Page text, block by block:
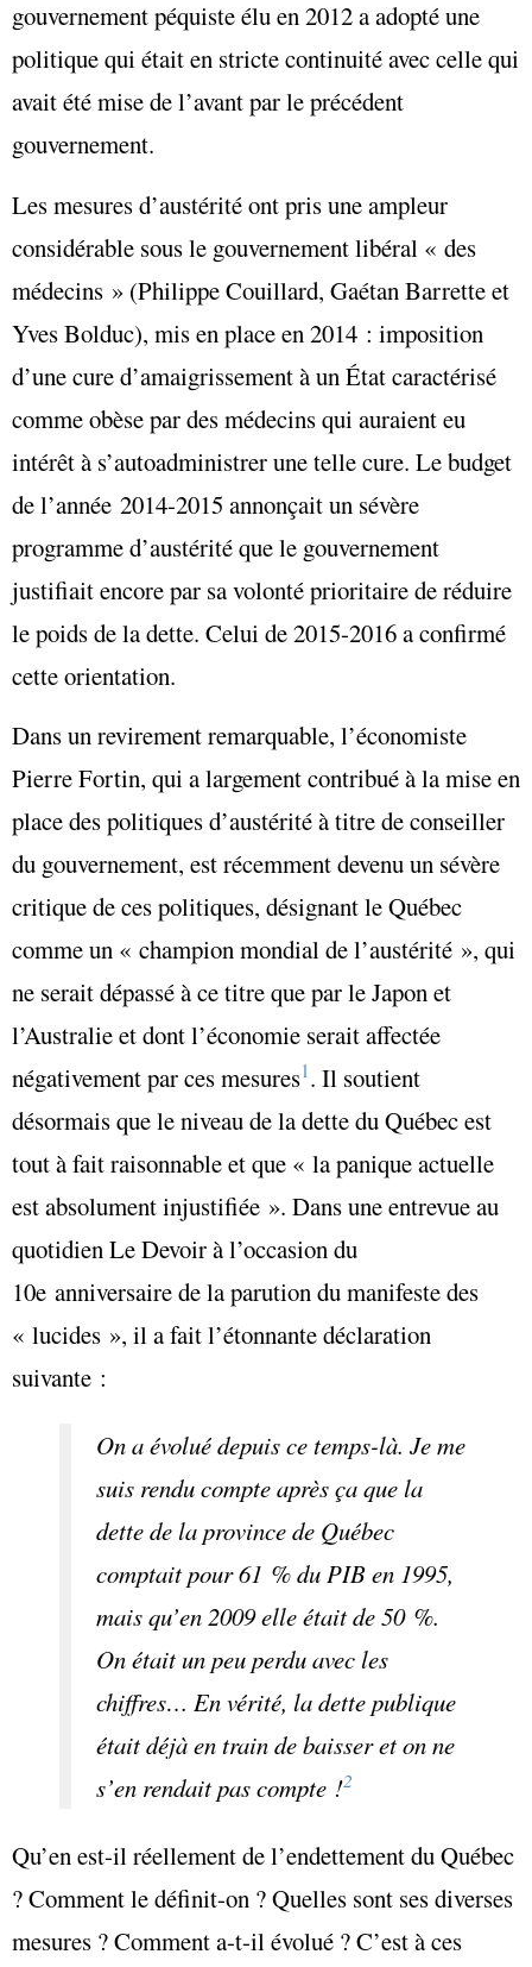
gouvernement péquiste élu en 2012 a adopté une
politique qui était en stricte continuité avec celle qui
avait été mise de l’avant par le précédent
gouvernement.
Les mesures d’austérité ont pris une ampleur
considérable sous le gouvernement libéral « des
médecins » (Philippe Couillard, Gaétan Barrette et
Yves Bolduc), mis en place en 2014 : imposition
d’une cure d’amaigrissement à un État caractérisé
comme obèse par des médecins qui auraient eu
intérêt à s’autoadministrer une telle cure. Le budget
de l’année 2014-2015 annonçait un sévère
programme d’austérité que le gouvernement
justifiait encore par sa volonté prioritaire de réduire
le poids de la dette. Celui de 2015-2016 a confirmé
cette orientation.
Dans un revirement remarquable, l’économiste
Pierre Fortin, qui a largement contribué à la mise en
place des politiques d’austérité à titre de conseiller
du gouvernement, est récemment devenu un sévère
critique de ces politiques, désignant le Québec
comme un « champion mondial de l’austérité », qui
ne serait dépassé à ce titre que par le Japon et
l’Australie et dont l’économie serait affectée
négativement par ces mesures1. Il soutient
désormais que le niveau de la dette du Québec est
tout à fait raisonnable et que « la panique actuelle
est absolument injustifiée ». Dans une entrevue au
quotidienLe Devoirà l’occasion du
10e anniversaire de la parution du manifeste des
« lucides », il a fait l’étonnante déclaration
suivante :
On a évolué depuis ce temps-là. Je me
suis rendu compte après ça que la
dette de la province de Québec
comptait pour 61 % du PIB en 1995,
mais qu’en 2009 elle était de 50 %.
On était un peu perdu avec les
chiffres… En vérité, la dette publique
était déjà en train de baisser et on ne
s’en rendait pas compte !2
Qu’en est-il réellement de l’endettement du Québec
? Comment le définit-on ? Quelles sont ses diverses
mesures ? Comment a-t-il évolué ? C’est à ces